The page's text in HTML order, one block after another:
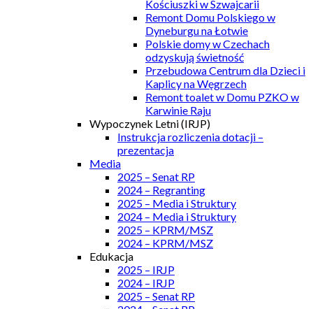
Kościuszki w Szwajcarii
Remont Domu Polskiego w
Dyneburgu na Łotwie
Polskie domy w Czechach
odzyskują świetność
Przebudowa Centrum dla Dzieci i
Kaplicy na Węgrzech
Remont toalet w Domu PZKO w
Karwinie Raju
Wypoczynek Letni (IRJP)
Instrukcja rozliczenia dotacji –
prezentacja
Media
2025 – Senat RP
2024 – Regranting
2025 – Media i Struktury
2024 – Media i Struktury
2025 – KPRM/MSZ
2024 – KPRM/MSZ
Edukacja
2025 – IRJP
2024 – IRJP
2025 – Senat RP